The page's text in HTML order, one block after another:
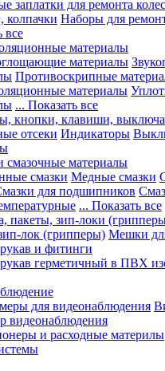
заплатки для ремонта колес
колпачки Наборы для
все
материалы
материалы
Противоскрипные
материалы
... Показать все
кнопки, клавиши,
отсеки Индикаторы
смазочные материалы
смазки Медные смазки
для подшипников
... Показать все
пакеты, зип-локи
лок (грипперы) Мешки
и фитинги
герметичный в ПВХ
для видеонаблюдения
видеонаблюдения
и расходные материлы